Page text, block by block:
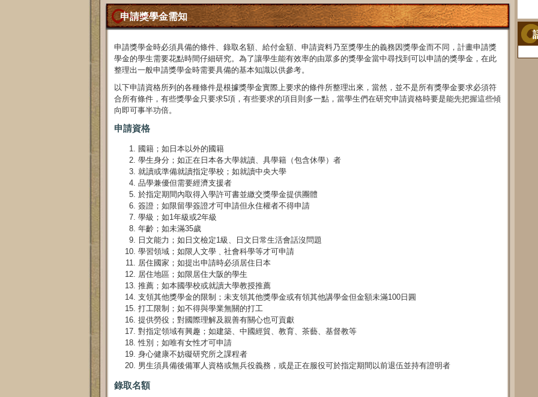
申請獎學金需知
申請獎學金時必須具備的條件、錄取名額、給付金額、申請資料乃至獎學生的義務因獎學金而不同，計畫申請獎
學金的學生需要花點時間仔細研究。為了讓學生能有效率的由眾多的獎學金當中尋找到可以申請的獎學金，在此
整理出一般申請獎學金時需要具備的基本知識以供參考。
以下申請資格所列的各種條件是根據獎學金實際上要求的條件所整理出來，當然，並不是所有獎學金要求必須符
合所有條件，有些獎學金只要求5項，有些要求的項目則多一點，當學生們在研究申請資格時要是能先把握這些傾
向即可事半功倍。
申請資格
國籍；如日本以外的國籍
學生身分；如正在日本各大學就讀、具學籍（包含休學）者
就讀或準備就讀指定學校；如就讀中央大學
品學兼優但需要經濟支援者
於指定期間內取得入學許可書並繳交獎學金提供團體
簽證；如限留學簽證才可申請但永住權者不得申請
學級；如1年級或2年級
年齡；如未滿35歲
日文能力；如日文檢定1級、日文日常生活會話沒問題
學習領域；如限人文學﹑社會科學等才可申請
居住國家；如提出申請時必須居住日本
居住地區；如限居住大阪的學生
推薦；如本國學校或就讀大學教授推薦
支領其他獎學金的限制；未支領其他獎學金或有領其他講學金但金額未滿100日圓
打工限制；如不得與學業無關的打工
提供勞役；對國際理解及親善有關心也可貢獻
對指定領域有興趣；如建築、中國經貿、教育、茶藝、基督教等
性別；如唯有女性才可申請
身心健康不妨礙研究所之課程者
男生須具備後備軍人資格或無兵役義務，或是正在服役可於指定期間以前退伍並持有證明者
錄取名額